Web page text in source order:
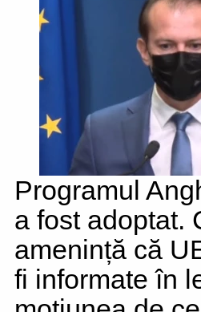
Programul
a fost adoptat.
amenință că
fi informate în